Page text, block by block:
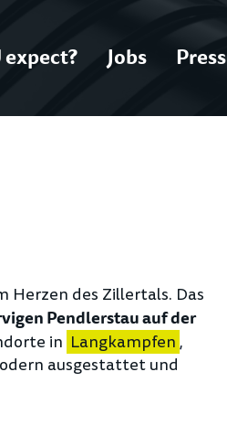
expect? Jobs Press
Herzen des Zillertals. Das
Pendlerstau auf der
in Langkampfen,
ausgestattet und